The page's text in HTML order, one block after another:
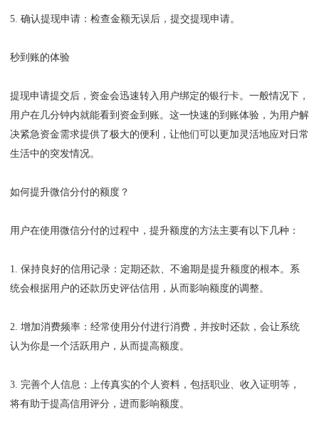
5. 确认提现申请：检查金额无误后，提交提现申请。
秒到账的体验
提现申请提交后，资金会迅速转入用户绑定的银行卡。一般情况下，
用户在几分钟内就能看到资金到账。这一快速的到账体验，为用户解
决紧急资金需求提供了极大的便利，让他们可以更加灵活地应对日常
生活中的突发情况。
如何提升微信分付的额度？
用户在使用微信分付的过程中，提升额度的方法主要有以下几种：
1. 保持良好的信用记录：定期还款、不逾期是提升额度的根本。系
统会根据用户的还款历史评估信用，从而影响额度的调整。
2. 增加消费频率：经常使用分付进行消费，并按时还款，会让系统
认为你是一个活跃用户，从而提高额度。
3. 完善个人信息：上传真实的个人资料，包括职业、收入证明等，
将有助于提高信用评分，进而影响额度。